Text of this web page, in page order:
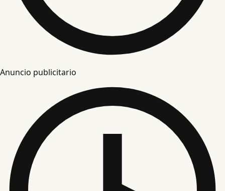
Anuncio publicitario